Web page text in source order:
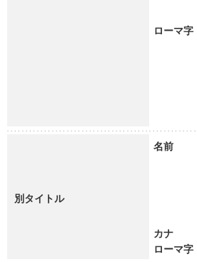
ローマ字
別タイトル
名前
カナ
ローマ字